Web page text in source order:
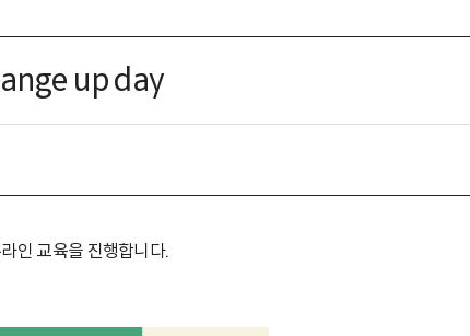
up day
인 교육을 진행합니다.